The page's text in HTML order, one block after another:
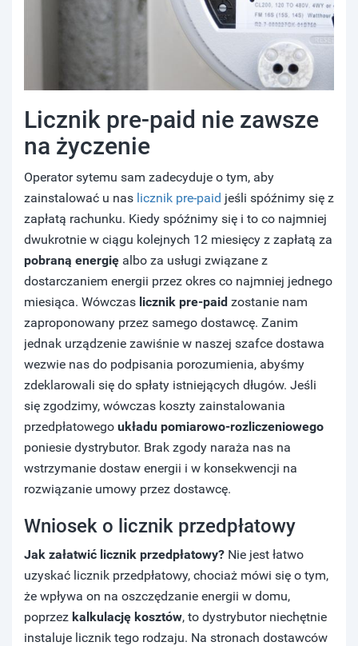
Licznik pre-paid nie zawsze
na życzenie
Operator sytemu sam zadecyduje o tym, aby
zainstalować u nas licznik pre-paid jeśli spóźnimy się z
zapłatą rachunku. Kiedy spóźnimy się i to co najmniej
dwukrotnie w ciągu kolejnych 12 miesięcy z zapłatą za
pobraną energię albo za usługi związane z
dostarczaniem energii przez okres co najmniej jednego
miesiąca. Wówczas licznik pre-paid zostanie nam
zaproponowany przez samego dostawcę. Zanim
jednak urządzenie zawiśnie w naszej szafce dostawa
wezwie nas do podpisania porozumienia, abyśmy
zdeklarowali się do spłaty istniejących długów. Jeśli
się zgodzimy, wówczas koszty zainstalowania
przedpłatowego układu pomiarowo-rozliczeniowego
poniesie dystrybutor. Brak zgody naraża nas na
wstrzymanie dostaw energii i w konsekwencji na
rozwiązanie umowy przez dostawcę.
Wniosek o licznik przedpłatowy
Jak załatwić licznik przedpłatowy? Nie jest łatwo
uzyskać licznik przedpłatowy, chociaż mówi się o tym,
że wpływa on na oszczędzanie energii w domu,
poprzez kalkulację kosztów, to dystrybutor niechętnie
instaluje licznik tego rodzaju. Na stronach dostawców